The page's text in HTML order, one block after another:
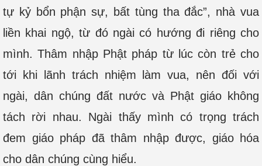
tự kỷ bổn phận sự, bất tùng tha đắc”, nhà vua
liền khai ngộ, từ đó ngài có hướng đi riêng cho
mình. Thâm nhập Phật pháp từ lúc còn trẻ cho
tới khi lãnh trách nhiệm làm vua, nên đối với
ngài, dân chúng đất nước và Phật giáo không
tách rời nhau. Ngài thấy mình có trọng trách
đem giáo pháp đã thâm nhập được, giáo hóa
cho dân chúng cùng hiểu.